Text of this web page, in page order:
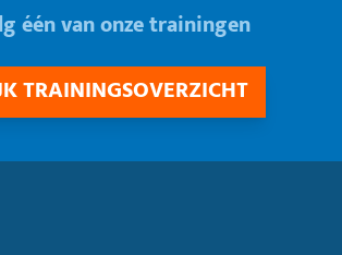
één van onze trainingen
TRAININGSOVERZICHT